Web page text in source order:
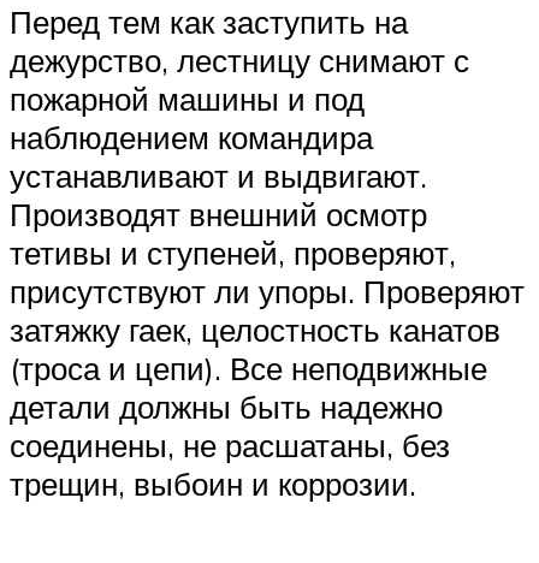
Перед тем как заступить на
дежурство, лестницу снимают с
пожарной машины и под
наблюдением командира
устанавливают и выдвигают.
Производят внешний осмотр
тетивы и ступеней, проверяют,
присутствуют ли упоры. Проверяют
затяжку гаек, целостность канатов
(троса и цепи). Все неподвижные
детали должны быть надежно
соединены, не расшатаны, без
трещин, выбоин и коррозии.